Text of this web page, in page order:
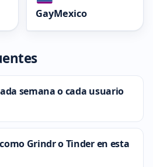
GayMexico
semana o cada usuario
Grindr o Tinder en esta